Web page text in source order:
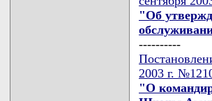
"Об
----------
2003 г.
"О